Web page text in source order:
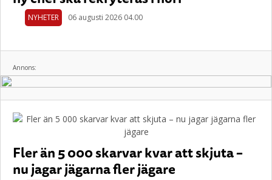
NYHETER 06 augusti 2026 04.00
Annons:
Fler än 5 000 skarvar kvar att skjuta –
nu jagar jägarna fler jägare